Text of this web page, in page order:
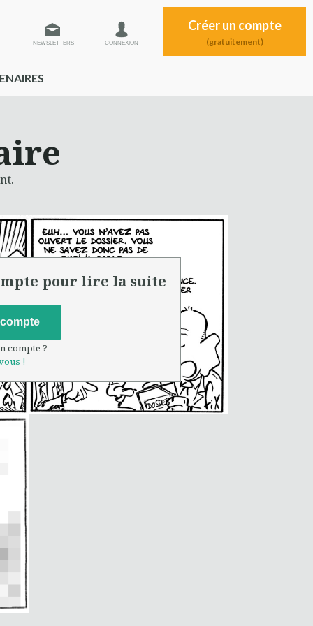
NEWSLETTERS CONNEXION
Créer un compte
(gratuitement)
pour lire la suite
compte ?
!